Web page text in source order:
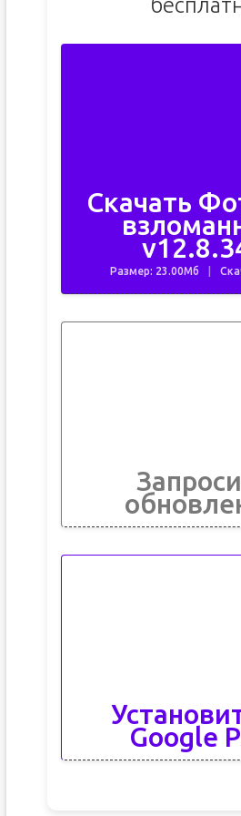
Скачать
Размер: 23.00Мб
Google